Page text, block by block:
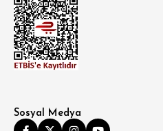
Sosyal Medya